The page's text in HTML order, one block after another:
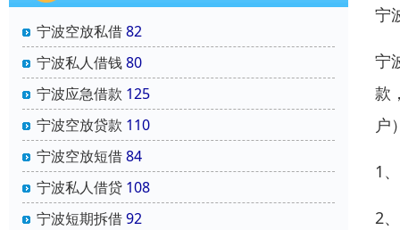
宁波空放私借82
宁波私人借钱80
宁波应急借款 125
宁波空放贷款 110
宁波空放短借84
宁波私人借贷 108
宁波短期拆借92
宁
宁
款
户
1
2